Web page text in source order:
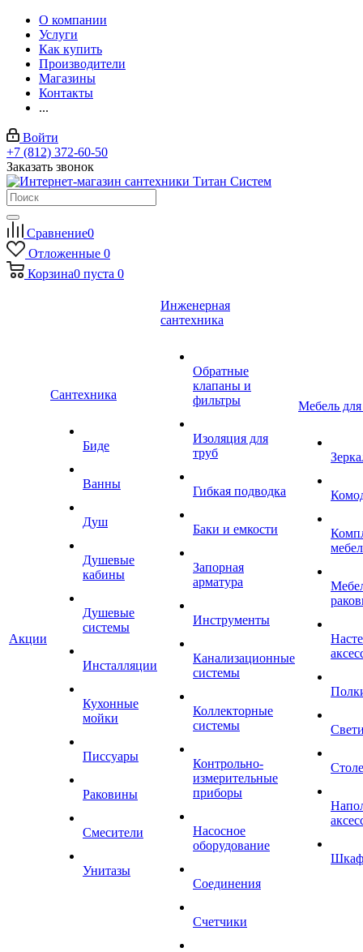
О компании
Услуги
Как купить
Производители
Магазины
Контакты
...
Войти
+7 (812) 372-60-50
Заказать звонок
Сравнение0
Отложенные 0
Корзина0 пуста 0
Акции
Сантехника
Биде
Ванны
Душ
Душевые
кабины
Душевые
системы
Инсталляции
Кухонные
мойки
Писсуары
Раковины
Смесители
Унитазы
Инженерная
сантехника
Обратные
клапаны и
фильтры
Изоляция для
труб
Гибкая подводка
Баки и емкости
Запорная
арматура
Инструменты
Канализационные
системы
Коллекторные
системы
Контрольно-
измерительные
приборы
Насосное
оборудование
Соединения
Счетчики
Мебель